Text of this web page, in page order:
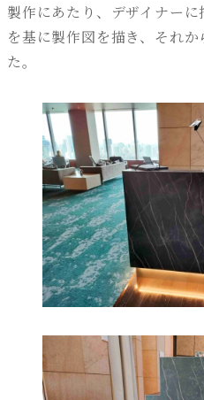
製作にあたり、デザイナー
を基に製作図を描き、それ
た。